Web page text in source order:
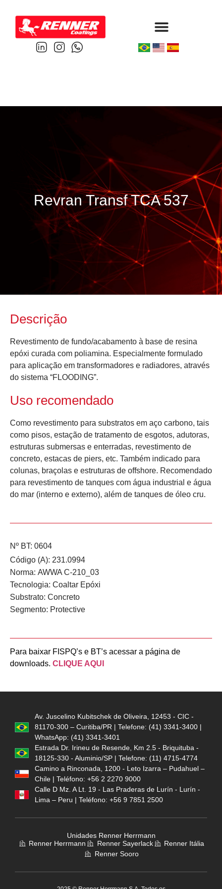
Revran Transf TCA 537
Descrição
Revestimento de fundo/acabamento à base de resina
epóxi curada com poliamina. Especialmente formulado
para aplicação em transformadores e radiadores, através
do sistema “FLOODING”.
Uso recomendado
Como revestimento para substratos em aço carbono, tais
como pisos, estação de tratamento de esgotos, adutoras,
estruturas submersas e enterradas, revestimento de
concreto, estacas de piers, etc. Também indicado para
colunas, braçolas e estruturas de offshore. Recomendado
para revestimento de tanques com água industrial e água
do mar (interno e externo), além de tanques de óleo cru.
Nº BT: 0604
Código (A): 231.0994
Norma: AWWA C-210_03
Tecnologia: Coaltar Epóxi
Substrato: Concreto
Segmento: Protective
Para baixar FISPQ’s e BT’s acessar a página de
downloads. CLIQUE AQUI
Av. Juscelino Kubitschek de Oliveira, 12453 - CIC -
81170-300 – Curitiba/PR | Telefone: (41) 3341-3400 |
WhatsApp: (41) 3341-3401
Estrada Dr. Irineu de Resende, Km 2.5 - Briquituba -
18125-330 - Aluminio/SP | Telefone: (11) 4715-4774
Camino a Rinconada, 1200 - Leto Izarra – Pudahuel –
Chile | Teléfono: +56 2 2270 9000
Calle D Mz. A Lt. 19 - Las Praderas de Lurín - Lurín -
Lima – Peru | Teléfono: +56 9 7851 2500
Unidades Renner Herrmann
Renner Herrmann
Renner Sayerlack
Renner Itália
Renner Sooro